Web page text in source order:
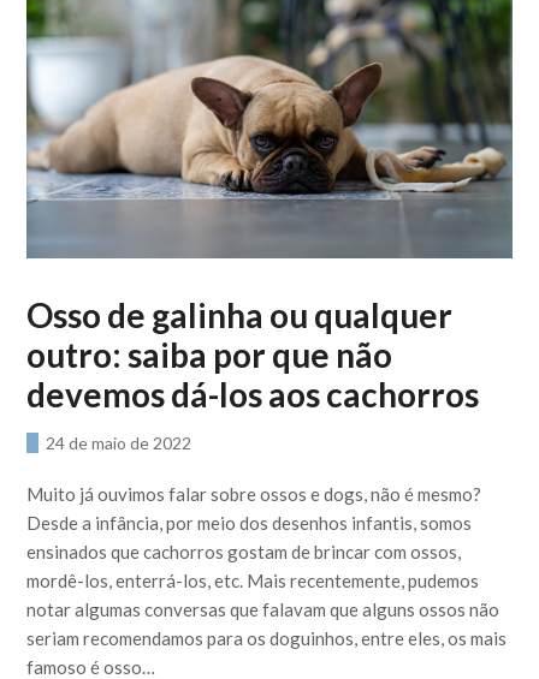
Osso de galinha ou qualquer
outro: saiba por que não
devemos dá-los aos cachorros
24 de maio de 2022
Muito já ouvimos falar sobre ossos e dogs, não é mesmo?
Desde a infância, por meio dos desenhos infantis, somos
ensinados que cachorros gostam de brincar com ossos,
mordê-los, enterrá-los, etc. Mais recentemente, pudemos
notar algumas conversas que falavam que alguns ossos não
seriam recomendamos para os doguinhos, entre eles, os mais
famoso é osso…